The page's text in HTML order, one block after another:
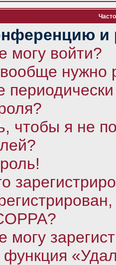
и
могу войти?
нужно
чтобы я не
могу
функция